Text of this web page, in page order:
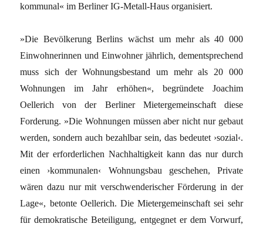
kommunal« im Berliner IG-Metall-Haus organisiert.
»Die Bevölkerung Berlins wächst um mehr als 40 000
Einwohnerinnen und Einwohner jährlich, dementsprechend
muss sich der Wohnungsbestand um mehr als 20 000
Wohnungen im Jahr erhöhen«, begründete Joachim
Oellerich von der Berliner Mietergemeinschaft diese
Forderung. »Die Wohnungen müssen aber nicht nur gebaut
werden, sondern auch bezahlbar sein, das bedeutet ›sozial‹.
Mit der erfor­derlichen Nachhaltigkeit kann das nur durch
einen ›kommunalen‹ Wohnungsbau geschehen, Private
wären dazu nur mit verschwenderischer Förderung in der
Lage«, betonte Oellerich. Die Mietergemeinschaft sei sehr
für demokratische Beteiligung, entgegnet er dem Vorwurf,